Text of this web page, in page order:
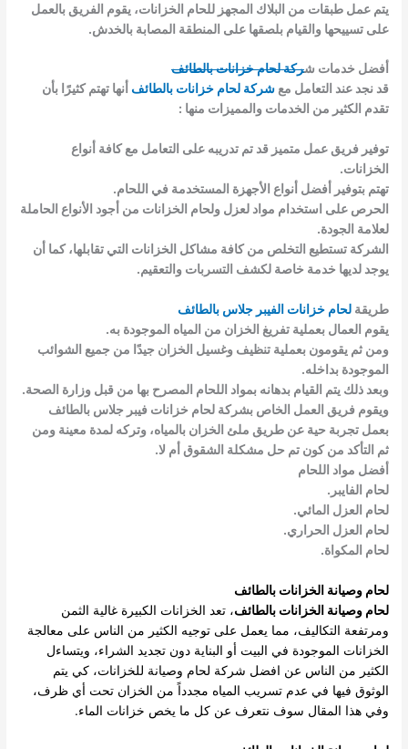
يتم عمل طبقات من البلاك المجهز للحام الخزانات، يقوم الفريق بالعمل
على تسييحها والقيام بلصقها على المنطقة المصابة بالخدش.
أفضل خدمات شركة لحام خزانات بالطائف
قد نجد عند التعامل مع شركة لحام خزانات بالطائف أنها تهتم كثيرًا بأن
تقدم الكثير من الخدمات والمميزات منها :
توفير فريق عمل متميز قد تم تدريبه على التعامل مع كافة أنواع
الخزانات.
تهتم بتوفير أفضل أنواع الأجهزة المستخدمة في اللحام.
الحرص على استخدام مواد لعزل ولحام الخزانات من أجود الأنواع الحاملة
لعلامة الجودة.
الشركة تستطيع التخلص من كافة مشاكل الخزانات التي تقابلها، كما أن
يوجد لديها خدمة خاصة لكشف التسربات والتعقيم.
طريقةلحام خزانات الفيبر جلاس بالطائف
يقوم العمال بعملية تفريغ الخزان من المياه الموجودة به.
ومن ثم يقومون بعملية تنظيف وغسيل الخزان جيدًا من جميع الشوائب
الموجودة بداخله.
وبعد ذلك يتم القيام بدهانه بمواد اللحام المصرح بها من قبل وزارة الصحة.
ويقوم فريق العمل الخاص بشركة لحام خزانات فيبر جلاس بالطائف
بعمل تجربة حية عن طريق ملئ الخزان بالمياه، وتركه لمدة معينة ومن
ثم التأكد من كون تم حل مشكلة الشقوق أم لا.
أفضل مواد اللحام
لحام الفايبر.
لحام العزل المائي.
لحام العزل الحراري.
لحام المكواة.
لحام وصيانة الخزانات بالطائف
لحام وصيانة الخزانات بالطائف، تعد الخزانات الكبيرة غالية الثمن
ومرتفعة التكاليف، مما يعمل على توجيه الكثير من الناس على معالجة
الخزانات الموجودة في البيت أو البناية دون تجديد الشراء، ويتساءل
الكثير من الناس عن افضل شركة لحام وصيانة للخزانات، كي يتم
الوثوق فيها في عدم تسريب المياه مجدداً من الخزان تحت أي ظرف،
وفي هذا المقال سوف نتعرف عن كل ما يخص خزانات الماء.